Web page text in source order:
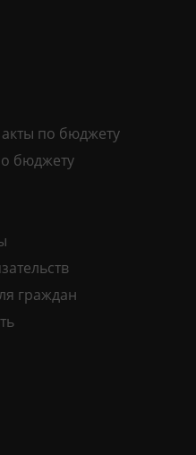
по бюджету
бюджету
граждан